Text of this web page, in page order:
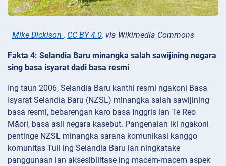
Mike Dickison , CC BY 4.0, via Wikimedia Commons
Fakta 4: Selandia Baru minangka salah sawijining negara
sing basa isyarat dadi basa resmi
Ing taun 2006, Selandia Baru kanthi resmi ngakoni Basa
Isyarat Selandia Baru (NZSL) minangka salah sawijining
basa resmi, bebarengan karo basa Inggris lan Te Reo
Māori, basa asli negara kasebut. Pangenalan iki ngakoni
pentinge NZSL minangka sarana komunikasi kanggo
komunitas Tuli ing Selandia Baru lan ningkatake
panggunaan lan aksesibilitase ing macem-macem aspek